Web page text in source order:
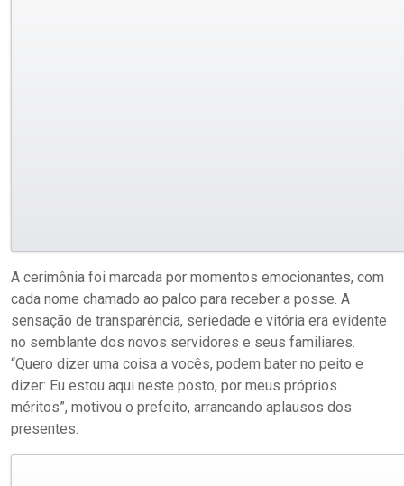
A cerimônia foi marcada por momentos emocionantes, com
cada nome chamado ao palco para receber a posse. A
sensação de transparência, seriedade e vitória era evidente
no semblante dos novos servidores e seus familiares.
“Quero dizer uma coisa a vocês, podem bater no peito e
dizer: Eu estou aqui neste posto, por meus próprios
méritos”, motivou o prefeito, arrancando aplausos dos
presentes.